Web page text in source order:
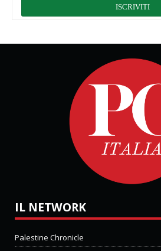
IL NETWORK
Palestine Chronicle